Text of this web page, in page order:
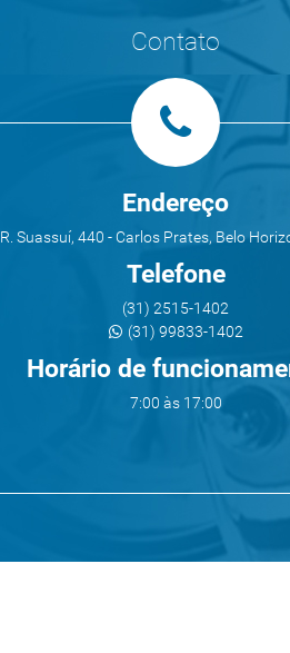
Contato
Endereço
R. Suassuí, 440 - Carlos Prates, Belo
Telefone
(31) 2515-1402
(31) 99833-1402
Horário de
7:00 às 17:00